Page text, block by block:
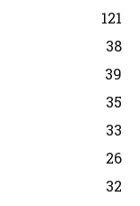
121
38
39
35
33
26
32